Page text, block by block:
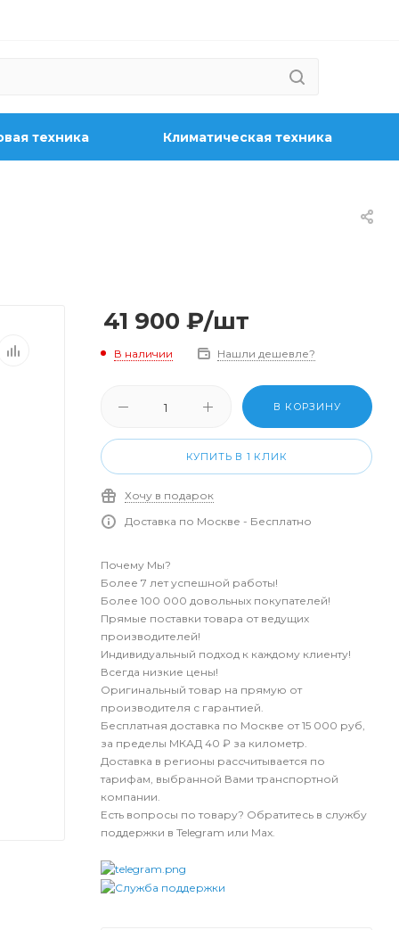
техника Климатическая техника
41 900 ₽/шт
В наличии Нашли дешевле?
В КОРЗИНУ
КУПИТЬ В 1 КЛИК
Хочу в подарок
Доставка по Москве - Бесплатно
Почему Мы?
Более 7 лет успешной работы!
Более 100 000 довольных покупателей!
Прямые поставки товара от ведущих
производителей!
Индивидуальный подход к каждому клиенту!
Всегда низкие цены!
Оригинальный товар на прямую от
производителя с гарантией.
Бесплатная доставка по Москве от 15 000 руб,
за пределы МКАД 40 ₽ за километр.
Доставка в регионы рассчитывается по
тарифам, выбранной Вами транспортной
компании.
Есть вопросы по товару? Обратитесь в службу
поддержки в Telegram или Max.